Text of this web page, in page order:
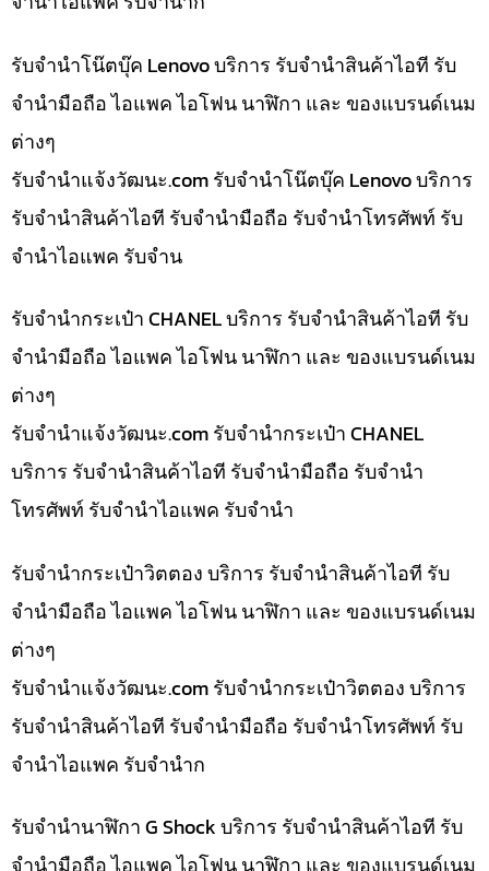
รับจำนำโน๊ตบุ๊ค Lenovo บริการ รับจำนำสินค้าไอที รับ
จำนำมือถือ ไอแพค ไอโฟน นาฬิกา และ ของแบรนด์เนม
ต่างๆ
รับจํานําแจ้งวัฒนะ.com รับจำนำโน๊ตบุ๊ค Lenovo บริการ
รับจำนำสินค้าไอที รับจำนำมือถือ รับจำนำโทรศัพท์ รับ
จำนำไอแพค รับจำน
รับจำนำกระเป๋า CHANEL บริการ รับจำนำสินค้าไอที รับ
จำนำมือถือ ไอแพค ไอโฟน นาฬิกา และ ของแบรนด์เนม
ต่างๆ
รับจํานําแจ้งวัฒนะ.com รับจำนำกระเป๋า CHANEL
บริการ รับจำนำสินค้าไอที รับจำนำมือถือ รับจำนำ
โทรศัพท์ รับจำนำไอแพค รับจำนำ
รับจำนำกระเป๋าวิตตอง บริการ รับจำนำสินค้าไอที รับ
จำนำมือถือ ไอแพค ไอโฟน นาฬิกา และ ของแบรนด์เนม
ต่างๆ
รับจํานําแจ้งวัฒนะ.com รับจำนำกระเป๋าวิตตอง บริการ
รับจำนำสินค้าไอที รับจำนำมือถือ รับจำนำโทรศัพท์ รับ
จำนำไอแพค รับจำนำก
รับจำนำนาฬิกา G Shock บริการ รับจำนำสินค้าไอที รับ
จำนำมือถือ ไอแพค ไอโฟน นาฬิกา และ ของแบรนด์เนม